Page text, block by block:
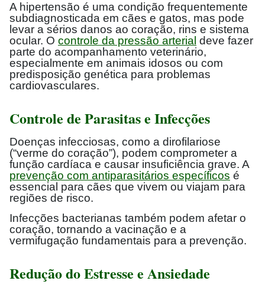
A hipertensão é uma condição frequentemente
subdiagnosticada em cães e gatos, mas pode
levar a sérios danos ao coração, rins e sistema
ocular. O controle da pressão arterial deve fazer
parte do acompanhamento veterinário,
especialmente em animais idosos ou com
predisposição genética para problemas
cardiovasculares.
Controle de Parasitas e Infecções
Doenças infecciosas, como a dirofilariose
(“verme do coração”), podem comprometer a
função cardíaca e causar insuficiência grave. A
prevenção com antiparasitários específicos é
essencial para cães que vivem ou viajam para
regiões de risco.
Infecções bacterianas também podem afetar o
coração, tornando a vacinação e a
vermifugação fundamentais para a prevenção.
Redução do Estresse e Ansiedade